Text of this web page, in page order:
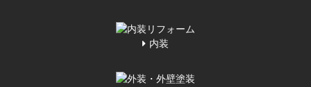
内装